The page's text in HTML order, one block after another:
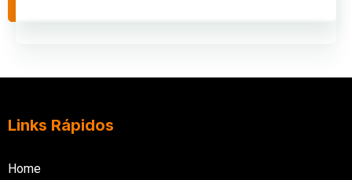
Links Rápidos
Home